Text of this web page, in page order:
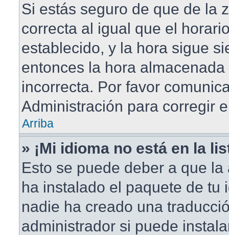
Si estás seguro de que de la
correcta al igual que el
establecido, y la hora sigue
entonces la hora
incorrecta. Por favor
Administración para corregir
Arriba
» ¡Mi idioma no está en la
Esto se puede deber a que
ha instalado el paquete de tu
nadie ha creado una
administrador si puede